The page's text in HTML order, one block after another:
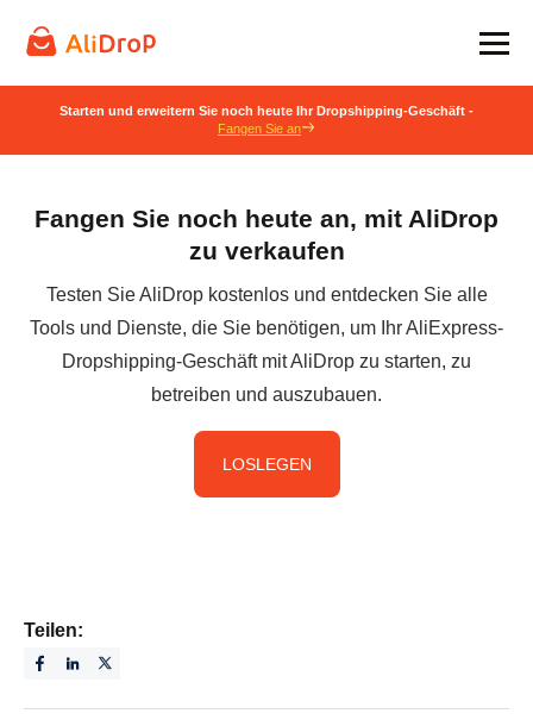
Starten und erweitern Sie noch heute Ihr Dropshipping-Geschäft -
Fangen Sie an
Fangen Sie noch heute an, mit AliDrop
zu verkaufen
Testen Sie AliDrop kostenlos und entdecken Sie alle
Tools und Dienste, die Sie benötigen, um Ihr AliExpress-
Dropshipping-Geschäft mit AliDrop zu starten, zu
betreiben und auszubauen.
LOSLEGEN
Teilen: